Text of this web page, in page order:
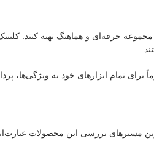
حرفه‌ای و هماهنگ تهیه کنند.
تمام ابزارهای خود به ویژگی‌ها،